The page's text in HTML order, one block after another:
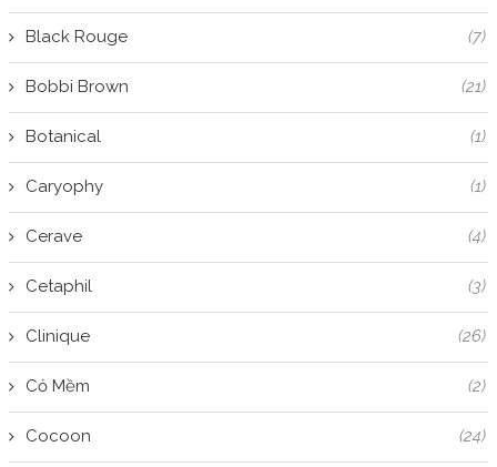
Black Rouge (7)
Bobbi Brown (21)
Botanical (1)
Caryophy (1)
Cerave (4)
Cetaphil (3)
Clinique (26)
Cỏ Mềm (2)
Cocoon (24)